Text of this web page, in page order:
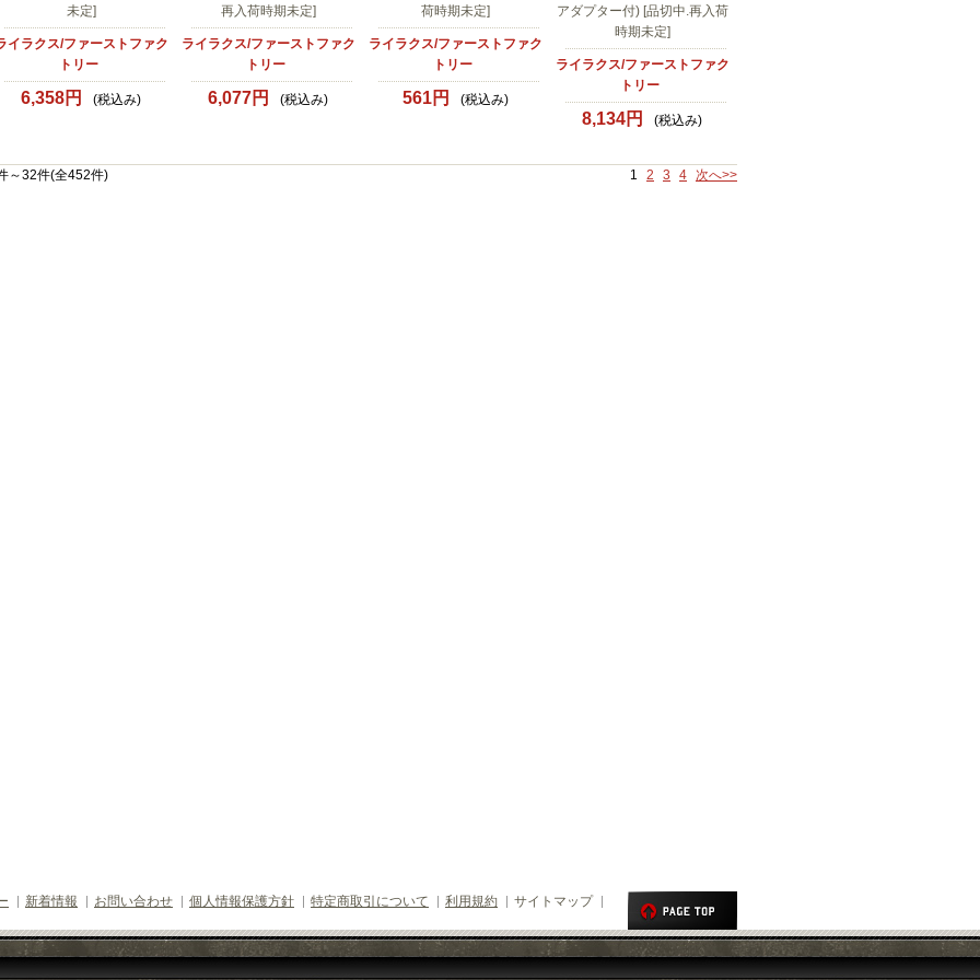
未定]
イラクス/ファーストファク
トリー
6,358円 (税込み)
再入荷時期未定]
ライラクス/ファーストファク
トリー
6,077円 (税込み)
荷時期未定]
ライラクス/ファーストファク
トリー
561円 (税込み)
アダプター付) [品切中.再入荷
時期未定]
ライラクス/ファーストファク
トリー
8,134円 (税込み)
～32件(全452件) 1 2 3 4 次へ>>
新着情報 お問い合わせ 個人情報保護方針 特定商取引について 利用規約 サイトマップ